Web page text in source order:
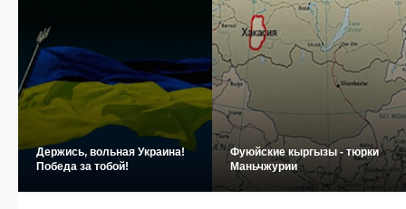
Держись, вольная Украина!
Победа за тобой!
Фуюйские кыргызы - тюрки
Маньчжурии